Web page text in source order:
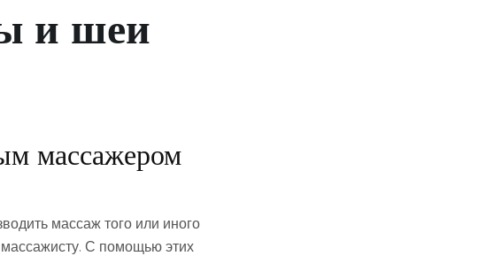
и шеи
массажером
массаж того или иного
С помощью этих